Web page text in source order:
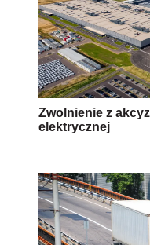
Zwolnienie z
elektrycznej